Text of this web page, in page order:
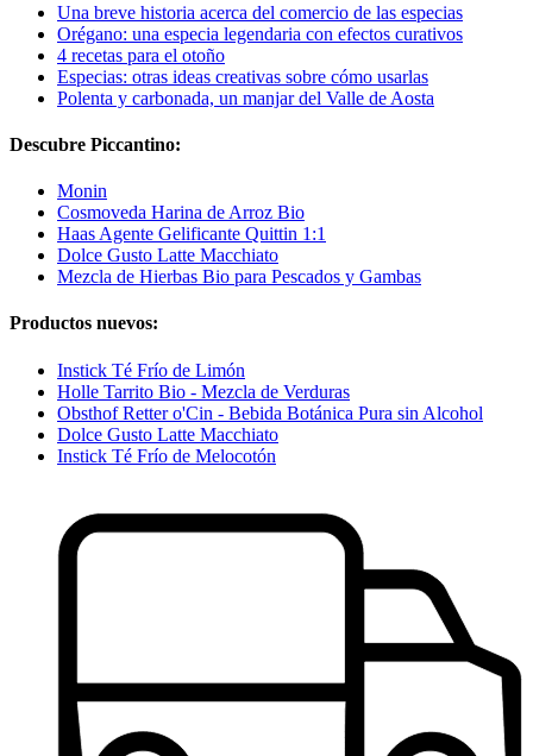
Una breve historia acerca del comercio de las especias
Orégano: una especia legendaria con efectos curativos
4 recetas para el otoño
Especias: otras ideas creativas sobre cómo usarlas
Polenta y carbonada, un manjar del Valle de Aosta
Descubre Piccantino:
Monin
Cosmoveda Harina de Arroz Bio
Haas Agente Gelificante Quittin 1:1
Dolce Gusto Latte Macchiato
Mezcla de Hierbas Bio para Pescados y Gambas
Productos nuevos:
Instick Té Frío de Limón
Holle Tarrito Bio - Mezcla de Verduras
Obsthof Retter o'Cin - Bebida Botánica Pura sin Alcohol
Dolce Gusto Latte Macchiato
Instick Té Frío de Melocotón